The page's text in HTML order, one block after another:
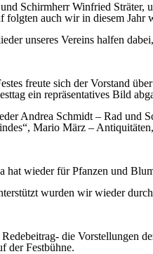
Schirmherr Winfried Sträter,
folgten auch wir in diesem Jahr
unseres Vereins halfen
freute sich der Vorstand
ein repräsentatives Bild
Andrea Schmidt – Rad und
Mario März –
hat wieder für Pfanzen und
wurden wir wieder
die Vorstellungen
der Festbühne.